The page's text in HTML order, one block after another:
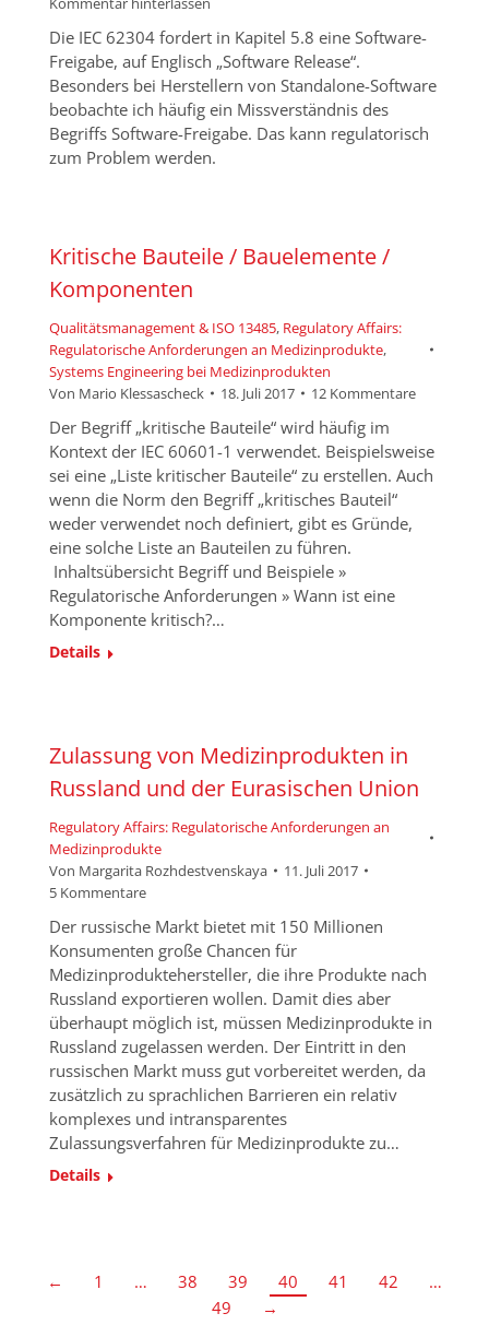
Die IEC 62304 fordert in Kapitel 5.8 eine Software-
Freigabe, auf Englisch „Software Release“.
Besonders bei Herstellern von Standalone-Software
beobachte ich häufig ein Missverständnis des
Begriffs Software-Freigabe. Das kann regulatorisch
zum Problem werden.
Kritische Bauteile / Bauelemente /
Komponenten
Qualitätsmanagement & ISO 13485, Regulatory Affairs:
Regulatorische Anforderungen an Medizinprodukte,
Systems Engineering bei Medizinprodukten
Von Mario Klessascheck 18. Juli 2017 12 Kommentare
Der Begriff „kritische Bauteile“ wird häufig im
Kontext der IEC 60601-1 verwendet. Beispielsweise
sei eine „Liste kritischer Bauteile“ zu erstellen. Auch
wenn die Norm den Begriff „kritisches Bauteil“
weder verwendet noch definiert, gibt es Gründe,
eine solche Liste an Bauteilen zu führen.
Inhaltsübersicht Begriff und Beispiele »
Regulatorische Anforderungen » Wann ist eine
Komponente kritisch?…
Details
Zulassung von Medizinprodukten in
Russland und der Eurasischen Union
Regulatory Affairs: Regulatorische Anforderungen an
Medizinprodukte
Von Margarita Rozhdestvenskaya
11. Juli 2017
5 Kommentare
Der russische Markt bietet mit 150 Millionen
Konsumenten große Chancen für
Medizinproduktehersteller, die ihre Produkte nach
Russland exportieren wollen. Damit dies aber
überhaupt möglich ist, müssen Medizinprodukte in
Russland zugelassen werden. Der Eintritt in den
russischen Markt muss gut vorbereitet werden, da
zusätzlich zu sprachlichen Barrieren ein relativ
komplexes und intransparentes
Zulassungsverfahren für Medizinprodukte zu…
Details
← 1 … 38 39 40 41 42
…
49
→